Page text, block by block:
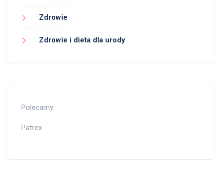
Zdrowie
Zdrowie i dieta dla urody
Polecamy:
Patrex